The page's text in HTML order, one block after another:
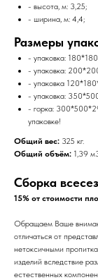
- высота, м: 3,25;
- ширина, м: 4,4;
Размеры
- упаковка:
- упаковка:
- упаковка
- упаковка:
- горка:
упаковке!
Общий вес: 325 кг.
Общий объём: 1,39
Сборка
15% от стоимости
Обращаем Ваше
отличаться от
нетоксичными
изделий вследствие
естественных